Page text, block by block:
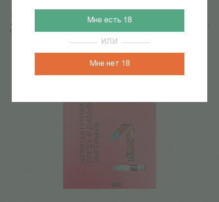
Мне есть 18
ИЛИ
Мне нет 18
КАТАЛОГ КНИГ / архитектура, урбанистика
Архитектурная среда и дизайн интерьера. Метод, граница,
форма
19 из 52